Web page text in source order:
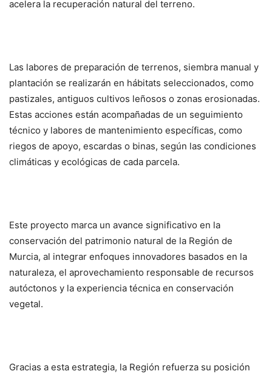
acelera la recuperación natural del terreno.
Las labores de preparación de terrenos, siembra manual y
plantación se realizarán en hábitats seleccionados, como
pastizales, antiguos cultivos leñosos o zonas erosionadas.
Estas acciones están acompañadas de un seguimiento
técnico y labores de mantenimiento específicas, como
riegos de apoyo, escardas o binas, según las condiciones
climáticas y ecológicas de cada parcela.
Este proyecto marca un avance significativo en la
conservación del patrimonio natural de la Región de
Murcia, al integrar enfoques innovadores basados en la
naturaleza, el aprovechamiento responsable de recursos
autóctonos y la experiencia técnica en conservación
vegetal.
Gracias a esta estrategia, la Región refuerza su posición